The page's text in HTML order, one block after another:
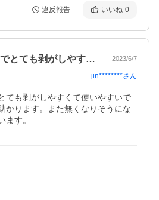
違反報告 いいね 0
真ん中が切れてるのでとても剥がしやすく… 2023/6/7
jin********さん
ても剥がしやすくて使いやすいで
かります。また無くなりそうにな
ます。